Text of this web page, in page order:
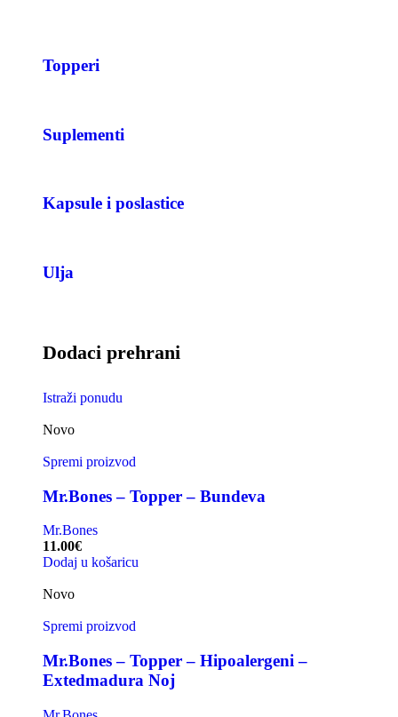
Topperi
Suplementi
Kapsule i poslastice
Ulja
Dodaci prehrani
Istraži ponudu
Novo
Spremi proizvod
Mr.Bones – Topper – Bundeva
Mr.Bones
11.00€
Dodaj u košaricu
Novo
Spremi proizvod
Mr.Bones – Topper – Hipoalergeni –
Extedmadura Noj